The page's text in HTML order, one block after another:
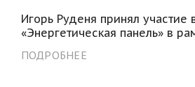
Игорь Руденя принял участие
«Энергетическая панель» в
ПОДРОБНЕЕ